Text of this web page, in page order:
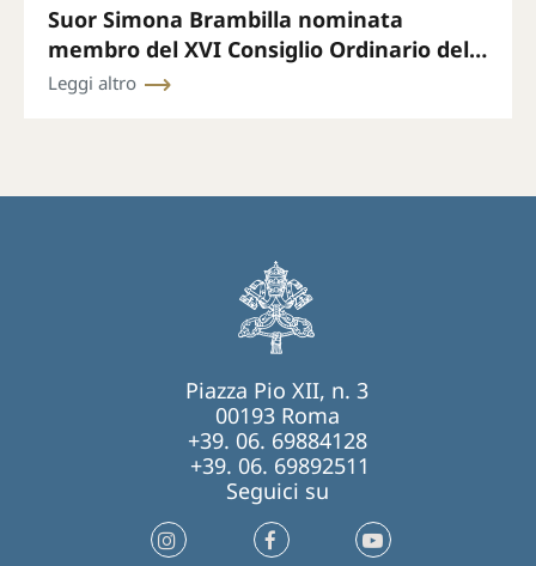
Suor Simona Brambilla nominata
membro del XVI Consiglio Ordinario della
Segreteria Generale del Sinodo
Leggi altro
Piazza Pio XII, n. 3
00193 Roma
+39. 06. 69884128
+39. 06. 69892511
Seguici su